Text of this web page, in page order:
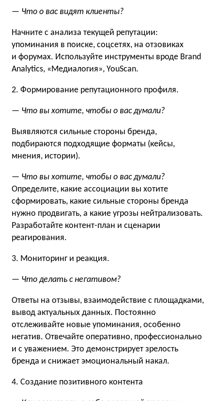
— Что о вас видят клиенты?
Начните с анализа текущей репутации:
упоминания в поиске, соцсетях, на отзовиках
и форумах. Используйте инструменты вроде Brand
Analytics, «Медиалогия», YouScan.
2. Формирование репутационного профиля.
— Что вы хотите, чтобы о вас думали?
Выявляются сильные стороны бренда,
подбираются подходящие форматы (кейсы,
мнения, истории).
— Что вы хотите, чтобы о вас думали?
Определите, какие ассоциации вы хотите
сформировать, какие сильные стороны бренда
нужно продвигать, а какие угрозы нейтрализовать.
Разработайте контент-план и сценарии
реагирования.
3. Мониторинг и реакция.
— Что делать с негативом?
Ответы на отзывы, взаимодействие с площадками,
вывод актуальных данных. Постоянно
отслеживайте новые упоминания, особенно
негатив. Отвечайте оперативно, профессионально
и с уважением. Это демонстрирует зрелость
бренда и снижает эмоциональный накал.
4. Создание позитивного контента